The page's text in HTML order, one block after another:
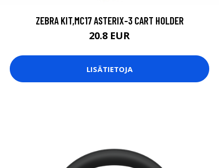
ZEBRA KIT,MC17 ASTERIX-3 CART HOLDER
20.8 EUR
LISÄTIETOJA